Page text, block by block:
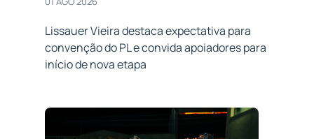
Lissauer Vieira destaca expectativa para
convenção do PL e convida apoiadores para
início de nova etapa